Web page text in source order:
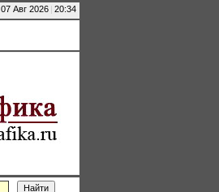
07 Авг 2026 | 20:34